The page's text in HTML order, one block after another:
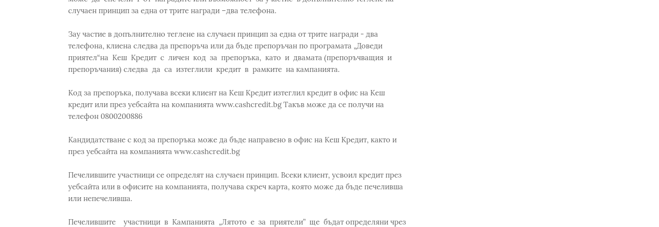
случаен принцип за една от трите награди –два телефона.
Зау частие в допълнително теглене на случаен принцип за една от трите награди - два
телефона, клиена следва да препоръча или да бъде препоръчан по програмата „Доведи
приятел“на Кеш Кредит с личен код за препоръка, като и двамата (препоръчващия и
препоръчания) следва да са изтеглили кредит в рамките на кампанията.
Код за препоръка, получава всеки клиент на Кеш Кредит изтеглил кредит в офис на Кеш
кредит или през уебсайта на компанията www.cashcredit.bg Такъв може да се получи на
телефон 0800200886
Кандидатстване с код за препоръка може да бъде направено в офис на Кеш Кредит, както и
през уебсайта на компанията www.cashcredit.bg
Печелившите участници се определят на случаен принцип. Всеки клиент, усвоил кредит през
уебсайта или в офисите на компанията, получава скреч карта, която може да бъде печеливша
или непечеливша.
Печелившите участници в Кампанията „Лятото е за приятели” ще бъдат определяни чрез